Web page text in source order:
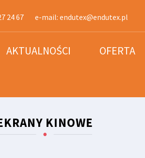
24 67 e-mail: endutex@endutex.pl
AKTUALNOŚCI OFERTA
KINOWE